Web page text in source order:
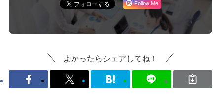
Follow Me
よかったらシェアしてね！